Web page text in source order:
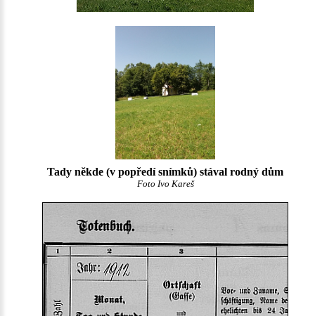
Tady někde (v popředí snímků) stával rodný dům
Foto Ivo Kareš